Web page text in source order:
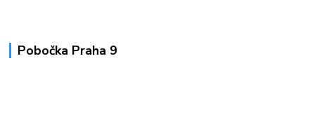
Pobočka Praha 9